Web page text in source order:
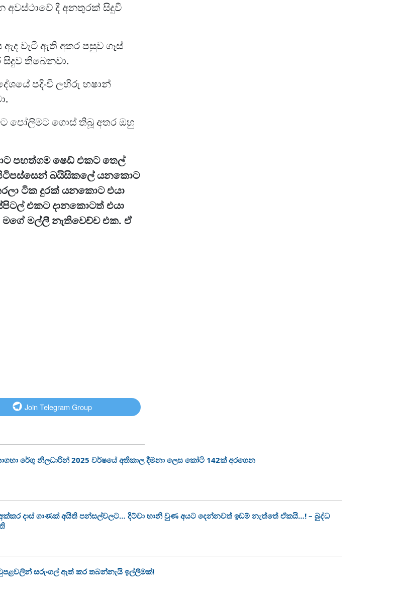
දී අනතුරක් සිදුවී
වැටී ඇති අතර පසුව ගෑස්
තිබෙනවා.
පදිංචි ලහිරු හෂාන්
පෝලිමට ගොස් තිබූ අතර ඔහු
පහත්ගම ෂෙඩ් එකට තෙල්
පිටිපස්සෙන් බයිසිකලේ යනකොට
ටික දුරක් යනකොට එයා
එකට දානකොටත් එයා
මගේ මල්ලී නැතිවෙච්ච එක. ඒ
Join Telegram Group
රේගු නිලධාරින් 2025 වර්ෂයේ අතිකාල දීමනා ලෙස කෝටි 142ක් අරගෙන
දාස් ගාණක් අයිති පන්සල්වලට… දිට්වා හානි වුණ අයට දෙන්නවත් ඉඩම් නැත්තේ ඒකයි…! – බුද්ධ
සරුංගල් ඈත් කර තබන්නැයි ඉල්ලීමක්!